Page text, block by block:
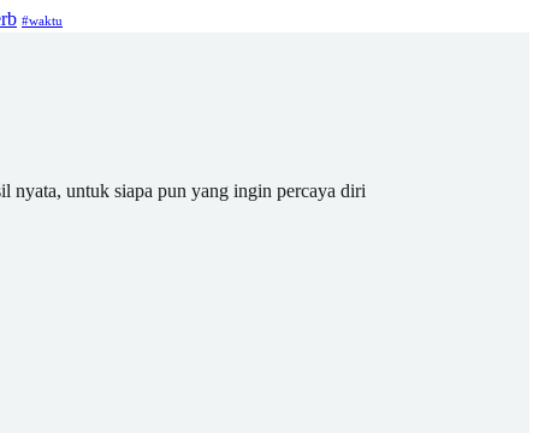
#waktu
nyata, untuk siapa pun yang ingin percaya diri